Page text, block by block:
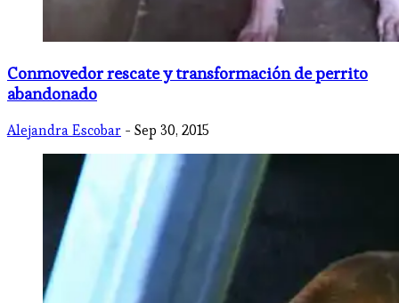
​Conmovedor rescate y transformación de perrito
abandonado
Alejandra Escobar - Sep 30, 2015